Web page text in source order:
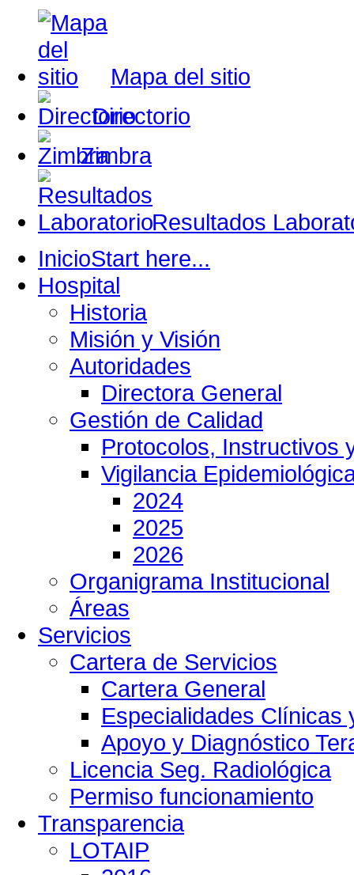
Mapa del sitio
Directorio
Zimbra
Resultados
InicioStart here...
Hospital
Historia
Misión y Visión
Autoridades
Directora General
Gestión de Calidad
Protocolos, Instructivos
Vigilancia
2024
2025
2026
Organigrama Institucional
Áreas
Servicios
Cartera de Servicios
Cartera General
Especialidades Clínicas
Apoyo y Diagnóstico
Licencia Seg. Radiológica
Permiso funcionamiento
Transparencia
LOTAIP